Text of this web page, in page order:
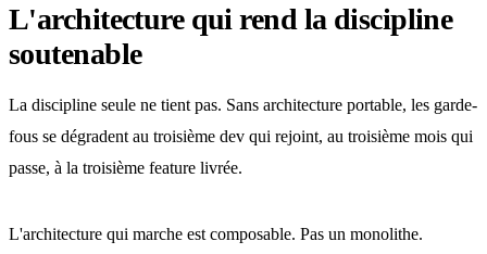
L'architecture qui rend la discipline
soutenable
La discipline seule ne tient pas. Sans architecture portable, les garde-
fous se dégradent au troisième dev qui rejoint, au troisième mois qui
passe, à la troisième feature livrée.
L'architecture qui marche est composable. Pas un monolithe.